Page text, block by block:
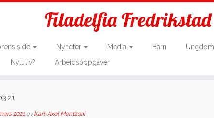
Filadelfia Fredrikstad
side Nyheter Media Barn Ungdom
Nytt liv? Arbeidsoppgaver
2021 avKarl-Axel Mentzoni